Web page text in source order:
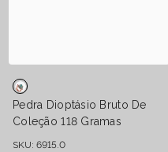
Pedra Dioptásio Bruto De
Coleção 118 Gramas
SKU: 6915.0